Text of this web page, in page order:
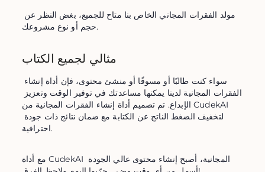
حجم أو نوع مشروعك.
مثالي لجميع الكتاب
الإبداع. تم تصميم أداة إنشاء الفقرات المجانية من CudekAI
احترافية.
مع أداة CudekAI المجانية، أصبح إنشاء محتوى عالي الجودة